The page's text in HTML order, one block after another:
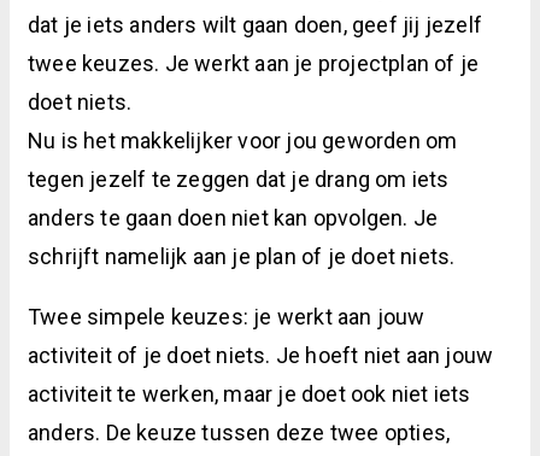
dat je iets anders wilt gaan doen, geef jij jezelf
twee keuzes. Je werkt aan je projectplan of je
doet niets.
Nu is het makkelijker voor jou geworden om
tegen jezelf te zeggen dat je drang om iets
anders te gaan doen niet kan opvolgen. Je
schrijft namelijk aan je plan of je doet niets.
Twee simpele keuzes: je werkt aan jouw
activiteit of je doet niets. Je hoeft niet aan jouw
activiteit te werken, maar je doet ook niet iets
anders. De keuze tussen deze twee opties,